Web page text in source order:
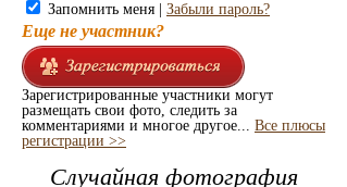
Запомнить меня | Забыли пароль?
Еще не участник?
Зарегистрированные участники могут
размещать свои фото, следить за
комментариями и многое другое... Все плюсы
регистрации >>
Случайная фотография